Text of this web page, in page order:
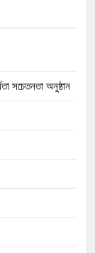
সচেতনতা অনুষ্ঠান